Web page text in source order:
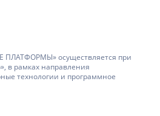
ПЛАТФОРМЫ» осуществляется при
в рамках направления
технологии и программное